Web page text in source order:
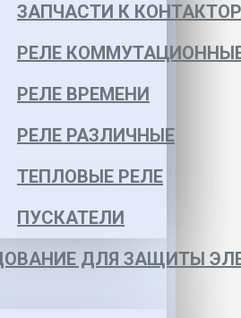
ЗАПЧАСТИ К
РЕЛЕ
РЕЛЕ ВРЕМЕНИ
РЕЛЕ РАЗЛИЧНЫЕ
ТЕПЛОВЫЕ РЕЛЕ
ПУСКАТЕЛИ
ДЛЯ ЗАЩИТЫ